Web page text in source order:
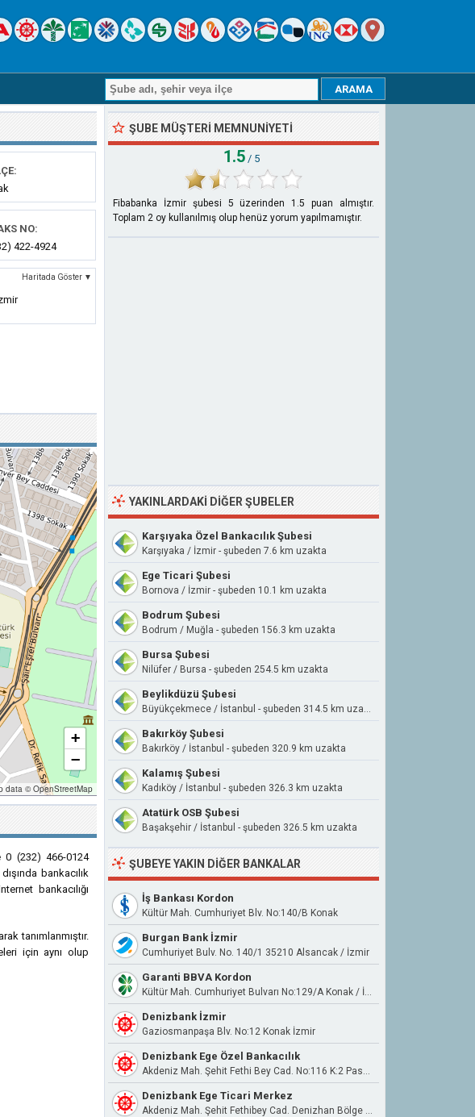
NO:
422-4924
Haritada Göster ▼
+
−
data © OpenStreetMap
(232) 466-0124
bankacılık
bankacılığı
tanımlanmıştır.
için aynı olup
ŞUBE MÜŞTERI MEMNUNIYETI
1.5 / 5
Fibabanka İzmir şubesi 5 üzerinden 1.5 puan almıştır.
Toplam 2 oy kullanılmış olup henüz yorum yapılmamıştır.
YAKINLARDAKI DIĞER ŞUBELER
Karşıyaka Özel Bankacılık Şubesi
Karşıyaka / İzmir - şubeden 7.6 km uzakta
Ege Ticari Şubesi
Bornova / İzmir - şubeden 10.1 km uzakta
Bodrum Şubesi
Bodrum / Muğla - şubeden 156.3 km uzakta
Bursa Şubesi
Nilüfer / Bursa - şubeden 254.5 km uzakta
Beylikdüzü Şubesi
Büyükçekmece / İstanbul - şubeden 314.5 km uzakta
Bakırköy Şubesi
Bakırköy / İstanbul - şubeden 320.9 km uzakta
Kalamış Şubesi
Kadıköy / İstanbul - şubeden 326.3 km uzakta
Atatürk OSB Şubesi
Başakşehir / İstanbul - şubeden 326.5 km uzakta
ŞUBEYE YAKIN DIĞER BANKALAR
İş Bankası Kordon
Kültür Mah. Cumhuriyet Blv. No:140/B Konak
Burgan Bank İzmir
Cumhuriyet Bulv. No. 140/1 35210 Alsancak / İzmir
Garanti BBVA Kordon
Kültür Mah. Cumhuriyet Bulvarı No:129/A Konak / İzmir
Denizbank İzmir
Gaziosmanpaşa Blv. No:12 Konak İzmir
Denizbank Ege Özel Bankacılık
Akdeniz Mah. Şehit Fethi Bey Cad. No:116 K:2 Pasaport Konak İzmir
Denizbank Ege Ticari Merkez
Akdeniz Mah. Şehit Fethibey Cad. Denizhan Bölge Müdürlüğü Apt. No:116/10